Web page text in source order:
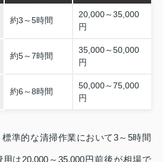
約3～5時間
20,000～35,000
円
約5～7時間
35,000～50,000
円
約6～8時間
50,000～75,000
円
準的な清掃作業において3～5時間
は20,000～35,000円前後が相場で